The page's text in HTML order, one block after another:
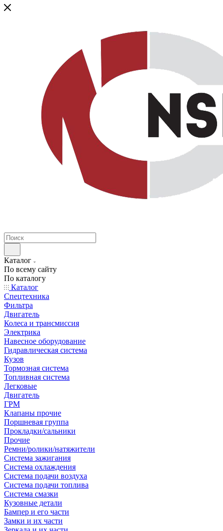
Каталог
По всему сайту
По каталогу
Каталог
Спецтехника
Фильтра
Двигатель
Колеса и трансмиссия
Электрика
Навесное оборудование
Гидравлическая система
Кузов
Тормозная система
Топливная система
Легковые
Двигатель
ГРМ
Клапаны прочие
Поршневая группа
Прокладки/сальники
Прочие
Ремни/ролики/натяжители
Система зажигания
Система охлаждения
Система подачи воздуха
Система подачи топлива
Система смазки
Кузовные детали
Бампер и его части
Замки и их части